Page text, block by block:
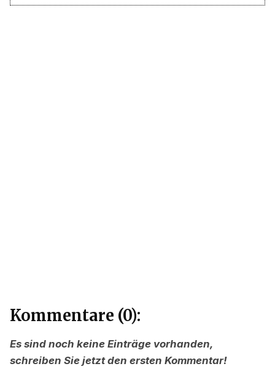
Kommentare (0):
Es sind noch keine Einträge vorhanden,
schreiben Sie jetzt den ersten Kommentar!